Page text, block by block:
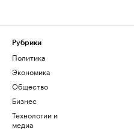
Рубрики
Политика
Экономика
Общество
Бизнес
Технологии и
медиа